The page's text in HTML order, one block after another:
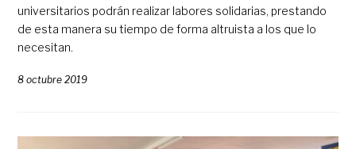
universitarios podrán realizar labores solidarias, prestando
de esta manera su tiempo de forma altruista a los que lo
necesitan.
8 octubre 2019